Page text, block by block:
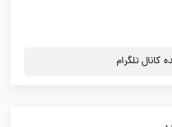
کانال تلگرام